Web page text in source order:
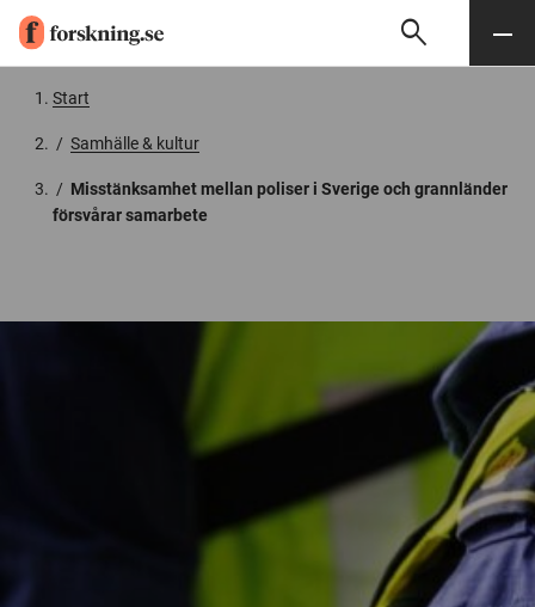
Söksearch Meny
Start
/ Samhälle & kultur
/ Misstänksamhet mellan poliser i Sverige och grannländer
försvårar samarbete